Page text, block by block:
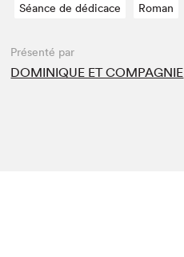
Séance de dédicace Roman
Présenté par
DOMINIQUE ET COMPAGNIE